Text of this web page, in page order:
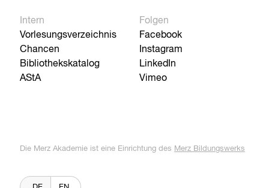
Intern
Vorlesungsverzeichnis
Chancen
Bibliothekskatalog
AStA
Folgen
Facebook
Instagram
LinkedIn
Vimeo
Die Merz Akademie ist eine Einrichtung des Merz Bildungswerks